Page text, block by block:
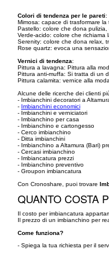
Colori di tendenza per le pareti:
Mimosa: capace di trasformare la
Pastello: colore che dona pulizia,
Verde-acido: colore che richiama
Serenity: colore che dona relax,
Rose quartz: evoca una
Vernici di tendenza:
Pittura a lavagna: Pittura alla
Pittura anti-muffa: Si tratta di un
Pittura calamita: vernice alla
Alcune delle ricerche dei clienti
- Imbianchini decoratori a
- Imbianchini economici
- Imbianchini e verniciatori
- Imbianchino per casa
- Imbianchino e cartongesso
- Cerco imbianchino
- Ditta imbianchini
- Imbianchino a Altamura (Bari)
- Cercasi imbianchino
- Imbiancatura prezzi
- Imbianchino preventivo
- Groupon imbiancatura
Con Cronoshare, puoi trovare
QUANTO COSTA
Il costo per imbiancatura
Il prezzo di un imbianchino per
Come funziona?
- Spiega la tua richiesta per il